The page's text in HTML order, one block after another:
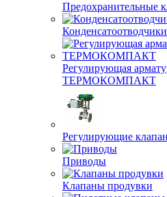
Предохранительные
Конденсатоотводчики
Регулирующая
ТЕРМОКОМПАКТ
Регулирующие
Приводы
Клапаны продувки